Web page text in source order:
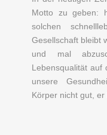
Motto zu geben:
solchen
Gesellschaft bleibt
und mal
Lebensqualität auf
unsere
Körper nicht gut,